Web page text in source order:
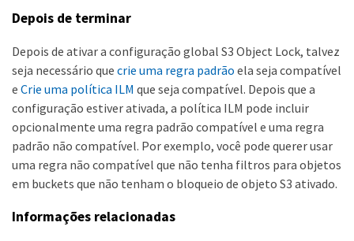
Depois de terminar
Depois de ativar a configuração global S3 Object Lock, talvez
seja necessário que crie uma regra padrão ela seja compatível
e Crie uma política ILM que seja compatível. Depois que a
configuração estiver ativada, a política ILM pode incluir
opcionalmente uma regra padrão compatível e uma regra
padrão não compatível. Por exemplo, você pode querer usar
uma regra não compatível que não tenha filtros para objetos
em buckets que não tenham o bloqueio de objeto S3 ativado.
Informações relacionadas